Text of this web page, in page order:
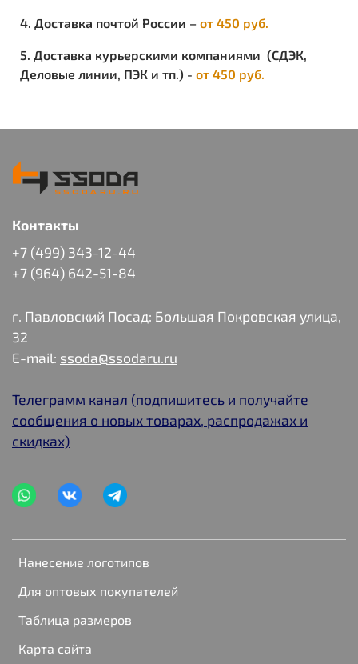
4. Доставка почтой России – от 450 руб.
5. Доставка курьерскими компаниями (СДЭК,
Деловые линии, ПЭК и тп.) - от 450 руб.
Нанесение логотипов
Для оптовых покупателей
Таблица размеров
Карта сайта
Контакты
+7 (499) 343-12-44
+7 (964) 642-51-84
г. Павловский Посад: Большая Покровская улица,
32
E-mail: ssoda@ssodaru.ru
Телеграмм канал (подпишитесь и получайте
сообщения о новых товарах, распродажах и
скидках)